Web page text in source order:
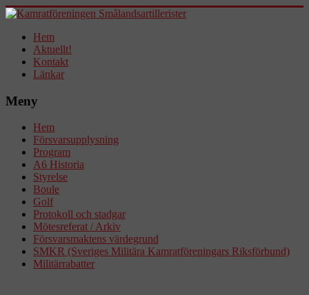
Hem
Aktuellt!
Kontakt
Länkar
Meny
Hem
Försvarsupplysning
Program
A6 Historia
Styrelse
Boule
Golf
Protokoll och stadgar
Mötesreferat / Arkiv
Försvarsmaktens värdegrund
SMKR (Sveriges Militära Kamratföreningars Riksförbund)
Militärrabatter